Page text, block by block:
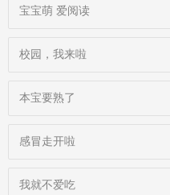
宝宝萌 爱阅读
校园，我来啦
本宝要熟了
感冒走开啦
我就不爱吃